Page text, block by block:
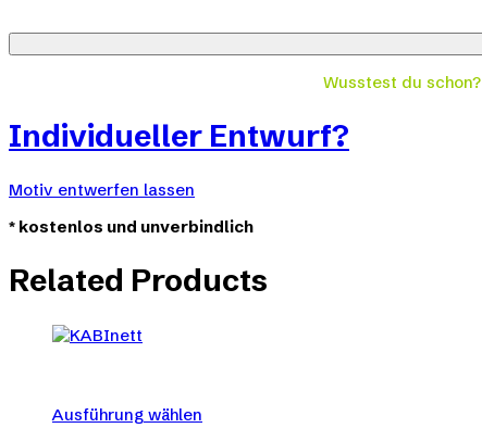
Wusstest du schon?
Individueller Entwurf?
Motiv entwerfen lassen
* kostenlos und unverbindlich
Related Products
Ausführung wählen